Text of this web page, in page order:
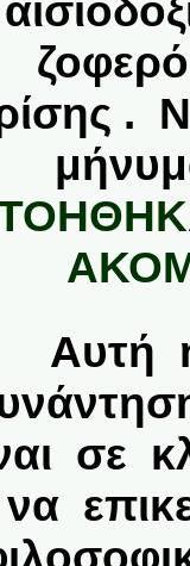
.
Αυτή
σε
να